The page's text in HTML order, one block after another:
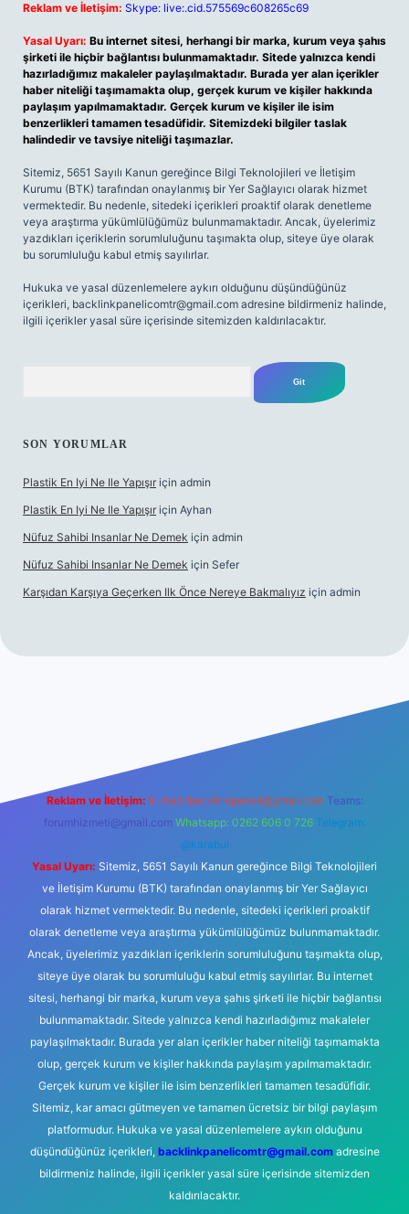
Reklam ve İletişim: Skype: live:.cid.575569c608265c69
Yasal Uyarı: Bu internet sitesi, herhangi bir marka, kurum veya şahıs
şirketi ile hiçbir bağlantısı bulunmamaktadır. Sitede yalnızca kendi
hazırladığımız makaleler paylaşılmaktadır. Burada yer alan içerikler
haber niteliği taşımamakta olup, gerçek kurum ve kişiler hakkında
paylaşım yapılmamaktadır. Gerçek kurum ve kişiler ile isim
benzerlikleri tamamen tesadüfidir. Sitemizdeki bilgiler taslak
halindedir ve tavsiye niteliği taşımazlar.
Sitemiz, 5651 Sayılı Kanun gereğince Bilgi Teknolojileri ve İletişim
Kurumu (BTK) tarafından onaylanmış bir Yer Sağlayıcı olarak hizmet
vermektedir. Bu nedenle, sitedeki içerikleri proaktif olarak denetleme
veya araştırma yükümlülüğümüz bulunmamaktadır. Ancak, üyelerimiz
yazdıkları içeriklerin sorumluluğunu taşımakta olup, siteye üye olarak
bu sorumluluğu kabul etmiş sayılırlar.
Hukuka ve yasal düzenlemelere aykırı olduğunu düşündüğünüz
içerikleri, backlinkpanelicomtr@gmail.com adresine bildirmeniz halinde,
ilgili içerikler yasal süre içerisinde sitemizden kaldırılacaktır.
SON YORUMLAR
Plastik En Iyi Ne Ile Yapışır için admin
Plastik En Iyi Ne Ile Yapışır için Ayhan
Nüfuz Sahibi Insanlar Ne Demek için admin
Nüfuz Sahibi Insanlar Ne Demek için Sefer
Karşıdan Karşıya Geçerken Ilk Önce Nereye Bakmalıyız için admin
Reklam ve İletişim: E-mail: backlinkpaneli@gmail.com Teams:
forumhizmeti@gmail.com Whatsapp: 0262 606 0 726 Telegram:
@karabul
Yasal Uyarı: Sitemiz, 5651 Sayılı Kanun gereğince Bilgi Teknolojileri
ve İletişim Kurumu (BTK) tarafından onaylanmış bir Yer Sağlayıcı
olarak hizmet vermektedir. Bu nedenle, sitedeki içerikleri proaktif
olarak denetleme veya araştırma yükümlülüğümüz bulunmamaktadır.
Ancak, üyelerimiz yazdıkları içeriklerin sorumluluğunu taşımakta olup,
siteye üye olarak bu sorumluluğu kabul etmiş sayılırlar. Bu internet
sitesi, herhangi bir marka, kurum veya şahıs şirketi ile hiçbir bağlantısı
bulunmamaktadır. Sitede yalnızca kendi hazırladığımız makaleler
paylaşılmaktadır. Burada yer alan içerikler haber niteliği taşımamakta
olup, gerçek kurum ve kişiler hakkında paylaşım yapılmamaktadır.
Gerçek kurum ve kişiler ile isim benzerlikleri tamamen tesadüfidir.
Sitemiz, kar amacı gütmeyen ve tamamen ücretsiz bir bilgi paylaşım
platformudur. Hukuka ve yasal düzenlemelere aykırı olduğunu
düşündüğünüz içerikleri, backlinkpanelicomtr@gmail.comadresine
bildirmeniz halinde, ilgili içerikler yasal süre içerisinde sitemizden
kaldırılacaktır.